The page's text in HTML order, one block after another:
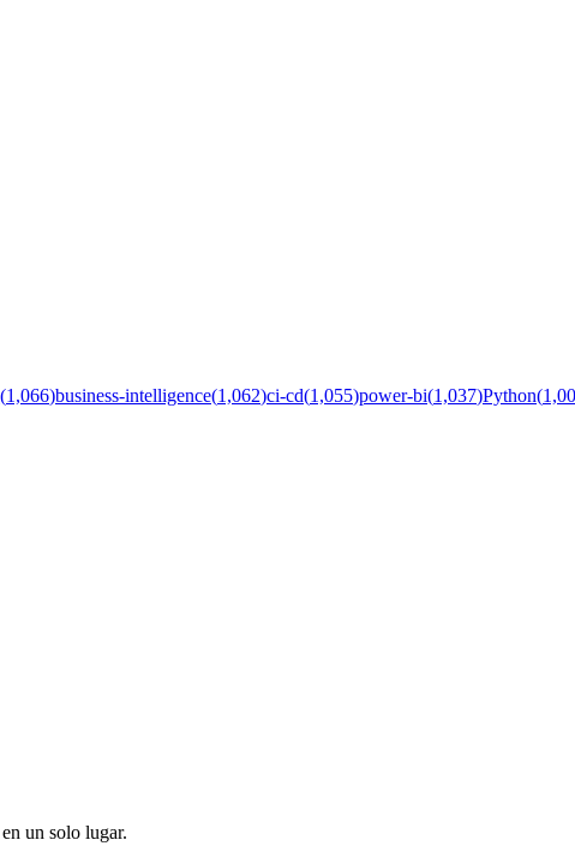
(1,066)business-intelligence(1,062)ci-cd(1,055)power-bi(1,037)Python(
un solo lugar.